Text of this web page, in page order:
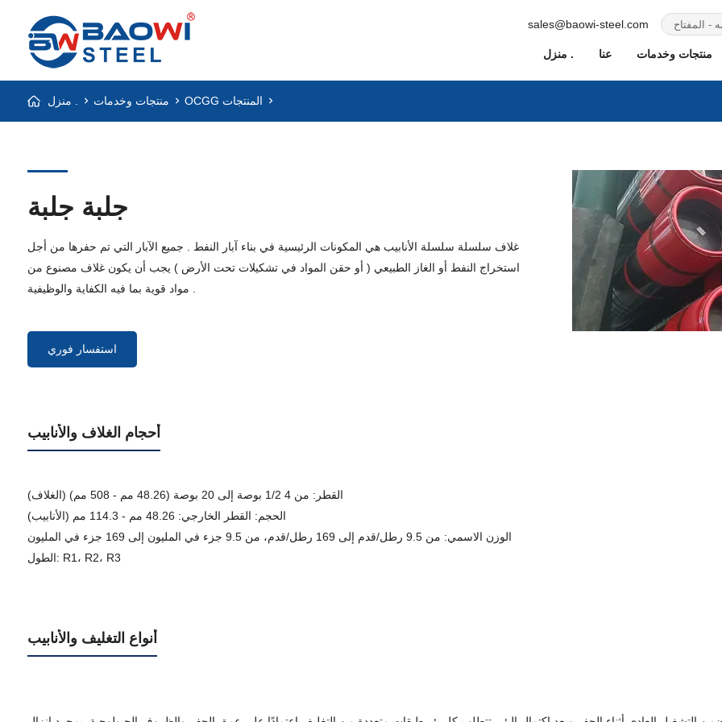
sales@baowi-steel.com
منزل . عنا منتجات وخدمات
منتجات وخدمات OCGG المنتجات
جلبة جلبة
غلاف سلسلة سلسلة الأنابيب هي المكونات الرئيسية في بناء آبار النفط . جميع الآبار التي تم حفرها من أجل
استخراج النفط أو الغاز الطبيعي ( أو حقن المواد في تشكيلات تحت الأرض ) يجب أن يكون غلاف مصنوع من
استفسار فوري
أحجام الغلاف والأنابيب
القطر: من 4 1/2 بوصة إلى 20 بوصة (48.26 مم - 508 مم) (الغلاف)
الحجم: القطر الخارجي: 48.26 مم - 114.3 مم (الأنابيب)
الوزن الاسمي: من 9.5 رطل/قدم إلى 169 رطل/قدم، من 9.5 جزء في المليون إلى 169 جزء في المليون
الطول: R1، R2، R3
أنواع التغليف والأنابيب